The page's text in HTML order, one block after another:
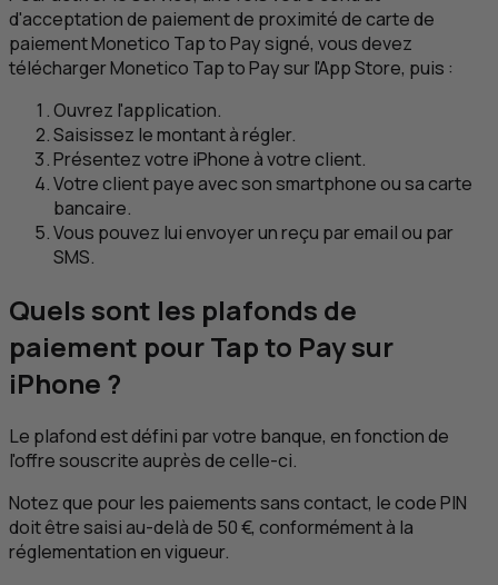
d'acceptation de paiement de proximité de carte de
paiement Monetico Tap to Paysigné, vous devez
télécharger Monetico Tap to Paysur l'App Store, puis :
Ouvrez l'application.
Saisissez le montant à régler.
Présentez votre iPhone à votre client.
Votre client paye avec son smartphone ou sa carte
bancaire.
Vous pouvez lui envoyer un reçu paremailou par
SMS.
Quels sont les plafonds de
paiement pourTap to Paysur
iPhone ?
Le plafond est défini par votre banque, en fonction de
l'offre souscrite auprès de celle-ci.
Notez que pour les paiements sans contact, le code PIN
doit être saisi au-delà de 50 €, conformément à la
réglementation en vigueur.